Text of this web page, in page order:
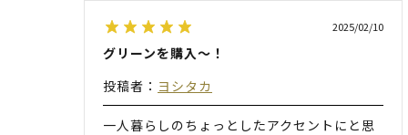
2025/02/10
グリーンを購入〜！
投稿者： ヨシタカ
一人暮らしのちょっとしたアクセントにと思